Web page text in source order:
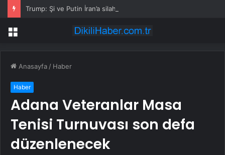
Trump: Şi ve Putin İran’a silah satmayacaklarını söyledi
Menü
Anasayfa / Haber
Haber
Adana Veteranlar Masa
Tenisi Turnuvası son defa
düzenlenecek